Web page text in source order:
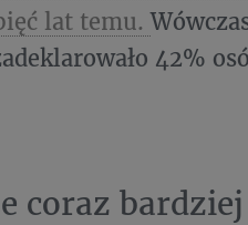
lat temu.
42%
coraz